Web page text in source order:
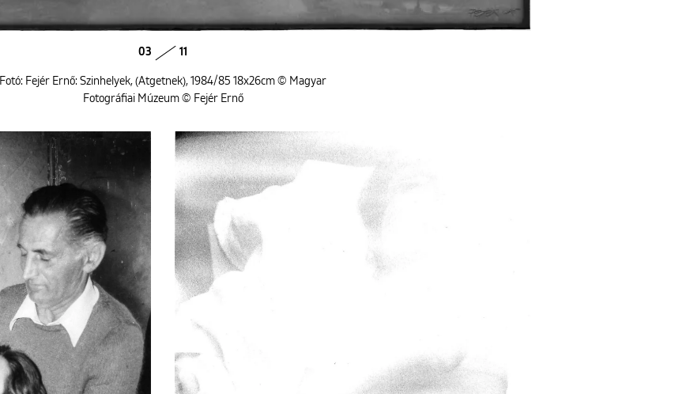
03 11
Fotó: Fejér Ernő: Szinhelyek, (Atgetnek), 1984/85 18x26cm © Magyar
Fotográfiai Múzeum © Fejér Ernő